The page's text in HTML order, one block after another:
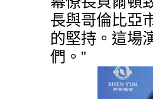
長與哥倫比亞
的堅持。這場
們。”